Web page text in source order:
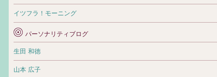
イツフラ！モーニング
パーソナリティブログ
生田 和徳
山本 広子